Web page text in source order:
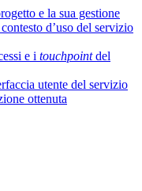
e la sua gestione
d’uso del servizio
e i touchpointdel
utente del servizio
ottenuta